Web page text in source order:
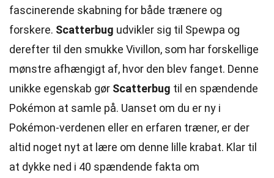
fascinerende skabning for både trænere og
forskere. Scatterbug udvikler sig til Spewpa og
derefter til den smukke Vivillon, som har forskellige
mønstre afhængigt af, hvor den blev fanget. Denne
unikke egenskab gør Scatterbug til en spændende
Pokémon at samle på. Uanset om du er ny i
Pokémon-verdenen eller en erfaren træner, er der
altid noget nyt at lære om denne lille krabat. Klar til
at dykke ned i 40 spændende fakta om